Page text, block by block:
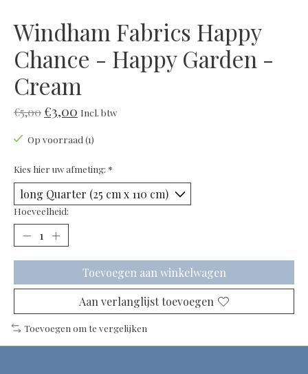
Windham Fabrics Happy
Chance - Happy Garden -
Cream
€5,00€3,00 Incl. btw
Op voorraad (1)
Kies hier uw afmeting: *
Hoeveelheid:
Toevoegen aan winkelwagen
Aan verlanglijst toevoegen
Toevoegen om te vergelijken